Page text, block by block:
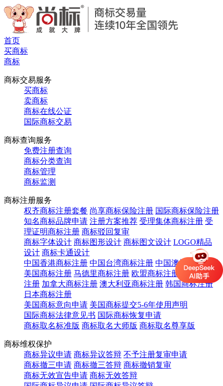
首页
买商标
商标
商标交易服务
买商标
卖商标
商标在线公证
国际商标交易
商标查询服务
免费注册查询
商标分类查询
商标管理
商标监测
商标注册服务
权齐商标注册套餐 尚享商标保险注册 国际商标保险注册
知名商标品牌申请 注册方案推荐 受理集体商标注册 受
理证明商标注册 商标驳回复审
商标字体设计 商标图形设计 商标图文设计 LOGO精品
设计 商标卡通设计
中国香港商标注册 中国台湾商标注册 中国澳门商标注册
美国商标注册 马德里商标注册 欧盟商标注册
英国商标
注册 加拿大商标注册 澳大利亚商标注册 韩国商标注册
日本商标注册
美国商标意向申请 美国商标提交5-6年使用声明
国际商标法律意见书 国际商标恢复申请
商标取名标准版 商标取名大师版 商标取名尊享版
商标维权保护
商标异议申请 商标异议答辩 不予注册复审申请
商标撤三申请 商标撤三答辩 商标撤销复审
商标无效宣告申请 商标无效答辩